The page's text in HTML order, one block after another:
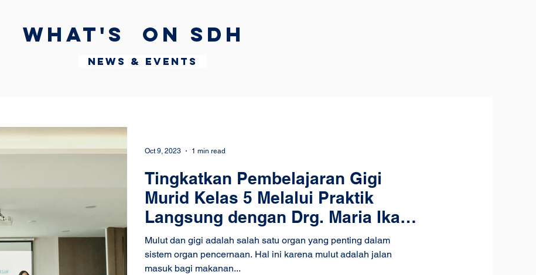
What's on SDH
News & Events
Tingkatkan Pembelajaran Gigi
Murid Kelas 5 Melalui Praktik
Langsung dengan Drg. Maria Ika
Pratiwi
Mulut dan gigi adalah salah satu organ yang penting dalam
sistem organ pencernaan. Hal ini karena mulut adalah jalan
masuk bagi makanan...
Oct 9, 2023 1 min read